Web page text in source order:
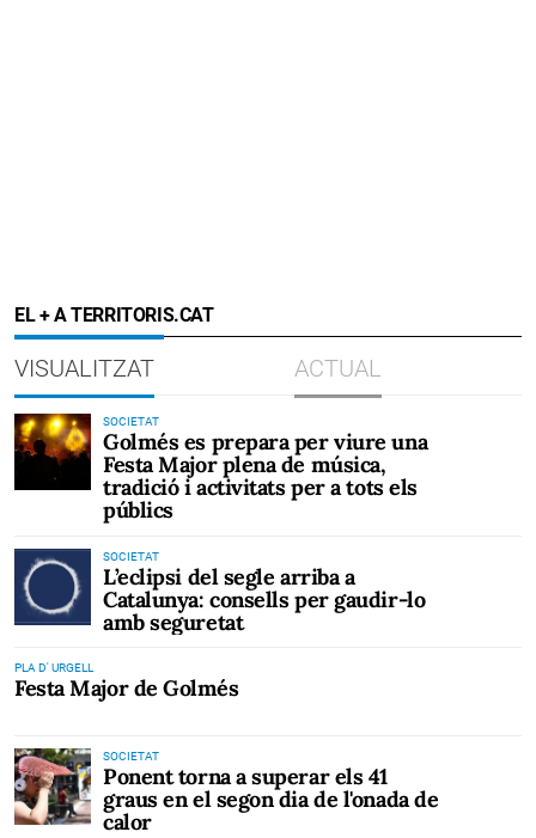
EL + A TERRITORIS.CAT
VISUALITZAT ACTUAL
SOCIETAT
Golmés es prepara per viure una
Festa Major plena de música,
tradició i activitats per a tots els
públics
SOCIETAT
L’eclipsi del segle arriba a
Catalunya: consells per gaudir-lo
amb seguretat
PLA D' URGELL
Festa Major de Golmés
SOCIETAT
Ponent torna a superar els 41
graus en el segon dia de l'onada de
calor